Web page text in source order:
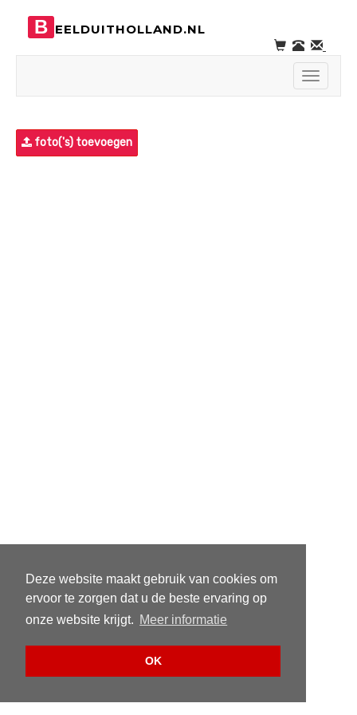
Deze website maakt gebruik van cookies om
ervoor te zorgen dat u de beste ervaring op
onze website krijgt. Meer informatie
OK
B EELDUITHOLLAND.NL
Toggle
foto('s) toevoegen